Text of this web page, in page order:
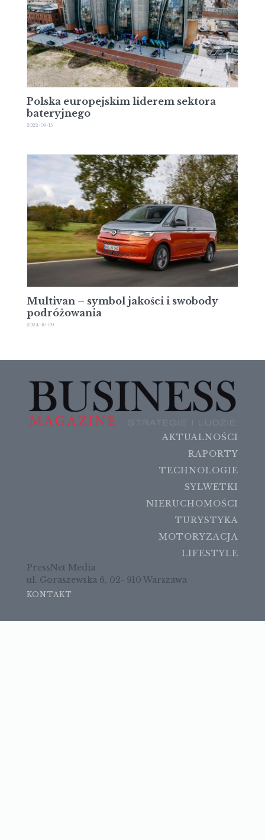
Polska europejskim liderem sektora
bateryjnego
2022-09-15
Multivan – symbol jakości i swobody
podróżowania
2024-10-09
AKTUALNOŚCI
RAPORTY
TECHNOLOGIE
SYLWETKI
NIERUCHOMOŚCI
TURYSTYKA
MOTORYZACJA
LIFESTYLE
PressNet Media
ul. Goraszewska 6, 02- 910 Warszawa
KONTAKT